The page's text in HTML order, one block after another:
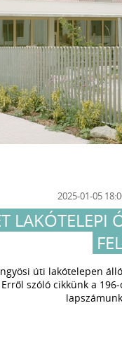
2025-01-05
LAKÓTELEPI
úti lakótelepen
szóló cikkünk a 196-